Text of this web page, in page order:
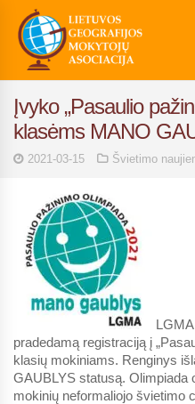
Įvyko „Pasaulio
klasėms MANO
2021-03-15 Švietimo
pradedamą registraciją į
klasių mokiniams. Renginys
GAUBLYS statusą. Olimpiada
mokinių neformaliojo švietimo